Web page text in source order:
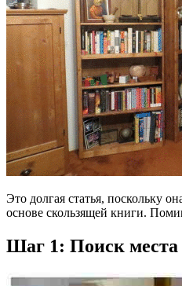
Это долгая статья, поскольку
основе скользящей книги.
Шаг 1: Поиск места